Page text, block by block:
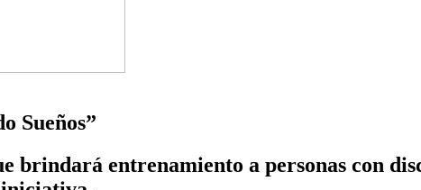
Sueños”
entrenamiento a personas con